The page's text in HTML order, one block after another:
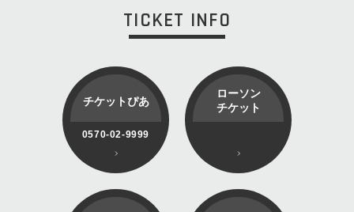
TICKET INFO
チケットぴあ
0570-02-9999
ローソン
チケット